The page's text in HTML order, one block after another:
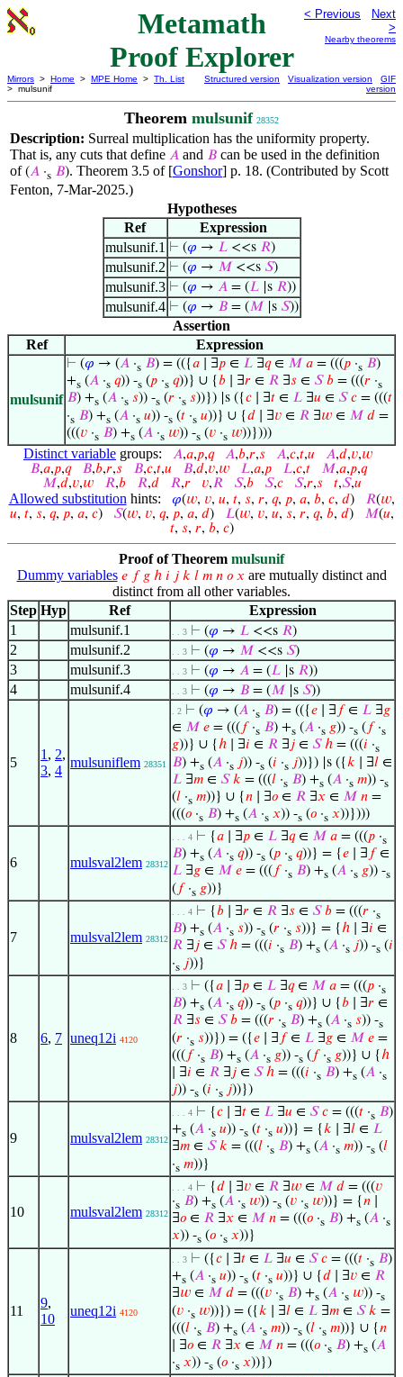
Metamath
Proof Explorer
< Previous
Next
>
Nearby theorems
Mirrors > Home > MPE Home > Th. List
> mulsunif
Structured version Visualization version
GIF
version
Theorem mulsunif 28352
Description: Surreal multiplication has the uniformity property.
That is, any cuts that define 𝐴 and 𝐵 can be used in the definition
of(𝐴 ·s 𝐵). Theorem 3.5 of [Gonshor] p. 18. (Contributed by Scott
Fenton, 7-Mar-2025.)
Hypotheses
Ref
Expression
mulsunif.1 ⊢ (𝜑 → 𝐿<<s 𝑅)
mulsunif.2 ⊢ (𝜑 → 𝑀 <<s 𝑆)
mulsunif.3 ⊢ (𝜑 → 𝐴= (𝐿|s 𝑅))
mulsunif.4 ⊢ (𝜑 → 𝐵= (𝑀 |s 𝑆))
Assertion
Ref
Expression
mulsunif
⊢ (𝜑 → (𝐴 ·s 𝐵) = (({𝑎 ∣ ∃𝑝 ∈ 𝐿 ∃𝑞∈ 𝑀 𝑎 = (((𝑝 ·s 𝐵)
+s (𝐴 ·s 𝑞)) -s (𝑝 ·s 𝑞))} ∪ {𝑏 ∣ ∃𝑟 ∈ 𝑅 ∃𝑠 ∈ 𝑆 𝑏 = (((𝑟 ·s
𝐵) +s (𝐴 ·s 𝑠)) -s (𝑟 ·s 𝑠))}) |s ({𝑐 ∣ ∃𝑡 ∈ 𝐿 ∃𝑢 ∈ 𝑆 𝑐 = (((𝑡
·s 𝐵) +s (𝐴 ·s 𝑢)) -s (𝑡 ·s 𝑢))} ∪ {𝑑 ∣ ∃𝑣 ∈ 𝑅 ∃𝑤 ∈ 𝑀 𝑑 =
(((𝑣 ·s 𝐵) +s (𝐴 ·s 𝑤)) -s (𝑣 ·s 𝑤))})))
Distinct variable groups: 𝐴,𝑎,𝑝,𝑞 𝐴,𝑏,𝑟,𝑠 𝐴,𝑐,𝑡,𝑢 𝐴,𝑑,𝑣,𝑤
𝐵,𝑎,𝑝,𝑞 𝐵,𝑏,𝑟,𝑠 𝐵,𝑐,𝑡,𝑢 𝐵,𝑑,𝑣,𝑤 𝐿,𝑎,𝑝 𝐿,𝑐,𝑡 𝑀,𝑎,𝑝,𝑞
𝑀,𝑑,𝑣,𝑤 𝑅,𝑏 𝑅,𝑑 𝑅,𝑟 𝑣,𝑅 𝑆,𝑏 𝑆,𝑐 𝑆,𝑟,𝑠 𝑡,𝑆,𝑢
Allowed substitution hints: 𝜑(𝑤, 𝑣, 𝑢, 𝑡, 𝑠, 𝑟, 𝑞, 𝑝, 𝑎, 𝑏, 𝑐, 𝑑) 𝑅(𝑤,
𝑢, 𝑡, 𝑠, 𝑞, 𝑝, 𝑎, 𝑐) 𝑆(𝑤, 𝑣, 𝑞, 𝑝, 𝑎, 𝑑) 𝐿(𝑤, 𝑣, 𝑢, 𝑠, 𝑟, 𝑞, 𝑏, 𝑑) 𝑀(𝑢,
𝑡, 𝑠, 𝑟, 𝑏, 𝑐)
Proof of Theorem mulsunif
Dummy variables 𝑒 𝑓 𝑔 ℎ 𝑖 𝑗 𝑘 𝑙 𝑚 𝑛 𝑜 𝑥 are mutually distinct and
distinct from all other variables.
Step Hyp Ref
Expression
1
mulsunif.1 . . 3 ⊢ (𝜑 → 𝐿 <<s 𝑅)
2 mulsunif.2 . . 3 ⊢ (𝜑 → 𝑀 <<s 𝑆)
3 mulsunif.3 . . 3 ⊢ (𝜑 → 𝐴 = (𝐿 |s 𝑅))
4 mulsunif.4 . . 3 ⊢ (𝜑 → 𝐵 = (𝑀 |s 𝑆))
5
1 , 2,
3, 4
mulsuniflem 28351
. 2 ⊢ (𝜑 → (𝐴 ·s 𝐵) = (({𝑒 ∣ ∃ 𝑓∈ 𝐿 ∃𝑔
∈ 𝑀 𝑒 = ((( 𝑓·s 𝐵) +s (𝐴 ·s 𝑔)) -s ( 𝑓·s
𝑔))} ∪ {ℎ ∣ ∃𝑖 ∈ 𝑅 ∃𝑗 ∈ 𝑆 ℎ = (((𝑖 ·s
𝐵) +s (𝐴 ·s 𝑗)) -s (𝑖 ·s 𝑗))}) |s ({𝑘 ∣ ∃𝑙 ∈
𝐿 ∃𝑚 ∈ 𝑆 𝑘 = (((𝑙 ·s 𝐵) +s (𝐴 ·s 𝑚)) -s
(𝑙 ·s 𝑚))} ∪ {𝑛 ∣ ∃𝑜 ∈ 𝑅 ∃𝑥 ∈ 𝑀 𝑛 =
(((𝑜 ·s 𝐵) +s (𝐴 ·s 𝑥)) -s (𝑜 ·s 𝑥))})))
6 mulsval2lem 28312
. . . 4 ⊢ {𝑎 ∣ ∃𝑝 ∈ 𝐿 ∃𝑞∈ 𝑀 𝑎 = (((𝑝 ·s
𝐵) +s (𝐴 ·s 𝑞)) -s (𝑝 ·s 𝑞))} = {𝑒 ∣ ∃ 𝑓∈
𝐿 ∃𝑔 ∈ 𝑀 𝑒 = ((( 𝑓·s 𝐵) +s (𝐴 ·s 𝑔)) -s
(𝑓·s 𝑔))}
7 mulsval2lem 28312
. . . 4 ⊢ {𝑏 ∣ ∃𝑟 ∈ 𝑅 ∃𝑠 ∈ 𝑆 𝑏 = (((𝑟 ·s
𝐵) +s (𝐴 ·s 𝑠)) -s (𝑟 ·s 𝑠))} = {ℎ ∣ ∃𝑖 ∈
𝑅 ∃𝑗 ∈ 𝑆 ℎ = (((𝑖 ·s 𝐵) +s (𝐴 ·s 𝑗)) -s (𝑖
·s 𝑗))}
8 6, 7 uneq12i 4120
. . 3 ⊢ ({𝑎 ∣ ∃𝑝 ∈ 𝐿 ∃𝑞∈ 𝑀 𝑎 = (((𝑝 ·s
𝐵) +s (𝐴 ·s 𝑞)) -s (𝑝 ·s 𝑞))} ∪ {𝑏 ∣ ∃𝑟 ∈
𝑅 ∃𝑠 ∈ 𝑆 𝑏 = (((𝑟 ·s 𝐵) +s (𝐴 ·s 𝑠)) -s
(𝑟 ·s 𝑠))}) = ({𝑒 ∣ ∃ 𝑓∈ 𝐿 ∃𝑔 ∈ 𝑀 𝑒 =
((( 𝑓·s 𝐵) +s (𝐴 ·s 𝑔)) -s ( 𝑓·s 𝑔))} ∪ {ℎ
∣ ∃𝑖 ∈ 𝑅 ∃ 𝑗 ∈ 𝑆 ℎ = (((𝑖 ·s 𝐵) +s (𝐴 ·s
𝑗)) -s (𝑖 ·s 𝑗))})
9 mulsval2lem 28312
. . . 4 ⊢ {𝑐 ∣ ∃𝑡 ∈ 𝐿 ∃𝑢 ∈ 𝑆 𝑐 = (((𝑡 ·s 𝐵)
+s (𝐴 ·s 𝑢)) -s (𝑡 ·s 𝑢))} = {𝑘 ∣ ∃𝑙 ∈ 𝐿
∃𝑚 ∈ 𝑆 𝑘 = (((𝑙 ·s 𝐵) +s (𝐴 ·s 𝑚)) -s (𝑙
·s 𝑚))}
10 mulsval2lem 28312
. . . 4 ⊢ {𝑑 ∣ ∃𝑣 ∈ 𝑅 ∃𝑤 ∈ 𝑀 𝑑 = (((𝑣
·s 𝐵) +s (𝐴 ·s 𝑤)) -s (𝑣 ·s 𝑤))} = {𝑛
∃𝑜 ∈ 𝑅 ∃𝑥 ∈ 𝑀 𝑛 = (((𝑜 ·s 𝐵) +s (𝐴 ·s
𝑥)) -s (𝑜 ·s 𝑥))}
11
9,
10
uneq12i 4120
. . 3 ⊢ ({𝑐 ∣ ∃𝑡 ∈ 𝐿 ∃𝑢 ∈ 𝑆 𝑐 = (((𝑡 ·s 𝐵)
+s (𝐴 ·s 𝑢)) -s (𝑡 ·s 𝑢))} ∪ {𝑑 ∣ ∃𝑣 ∈ 𝑅
∃𝑤 ∈ 𝑀 𝑑 = (((𝑣 ·s 𝐵) +s (𝐴 ·s 𝑤)) -s
(𝑣 ·s 𝑤))}) = ({𝑘 ∣ ∃𝑙 ∈ 𝐿 ∃𝑚 ∈ 𝑆 𝑘 =
(((𝑙 ·s 𝐵) +s (𝐴 ·s 𝑚)) -s (𝑙 ·s 𝑚))} ∪ {𝑛
∣ ∃𝑜 ∈ 𝑅 ∃𝑥 ∈ 𝑀 𝑛 = (((𝑜 ·s 𝐵) +s (𝐴
·s 𝑥)) -s (𝑜 ·s 𝑥))})